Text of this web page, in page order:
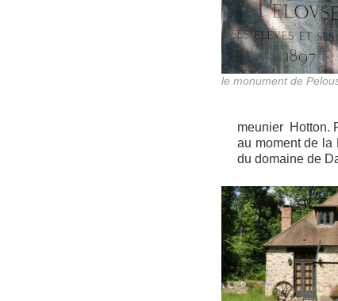
le monument de
meunier Hotton.
au moment de la
du domaine de